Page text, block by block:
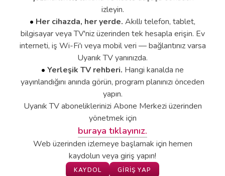
izleyin.
Her cihazda, her yerde. Akıllı telefon, tablet,
bilgisayar veya TV'niz üzerinden tek hesapla erişin. Ev
interneti, iş Wi-Fi'ı veya mobil veri — bağlantınız varsa
Uyanık TV yanınızda.
Yerleşik TV rehberi. Hangi kanalda ne
yayınlandığını anında görün, program planınızı önceden
yapın.
Uyanık TV aboneliklerinizi Abone Merkezi üzerinden
yönetmek için
buraya tıklayınız.
Web üzerinden izlemeye başlamak için hemen
kaydolun veya giriş yapın!
KAYDOL GIRIŞ YAP